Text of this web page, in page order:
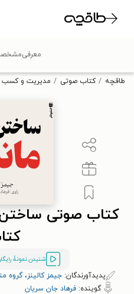
تخفیف از
طاقچه کتاب صوتی مدیریت و کسب
کتاب صوتی ساختن
شنیدن نمونۀ
پدیدآورندگان: جیمز کالینز،گروه
گوینده: فرهاد جان سریان
معرفی